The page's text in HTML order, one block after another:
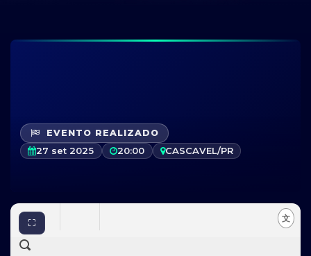
EVENTO REALIZADO
27 set 2025 20:00 CASCAVEL/PR
⛶